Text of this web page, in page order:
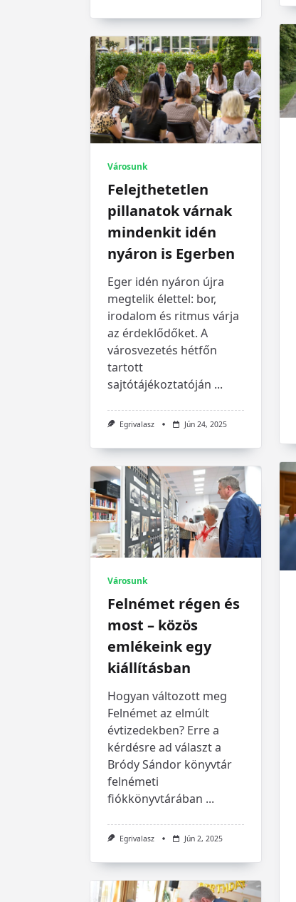
Városunk
Felejthetetlen
pillanatok várnak
mindenkit idén
nyáron is Egerben
Eger idén nyáron újra
megtelik élettel: bor,
irodalom és ritmus várja
az érdeklődőket. A
városvezetés hétfőn
tartott
sajtótájékoztatóján ...
Egrivalasz Jún 24, 2025
Városunk
Felnémet régen és
most – közös
emlékeink egy
kiállításban
Hogyan változott meg
Felnémet az elmúlt
évtizedekben? Erre a
kérdésre ad választ a
Bródy Sándor könyvtár
felnémeti
fiókkönyvtárában ...
Egrivalasz Jún 2, 2025